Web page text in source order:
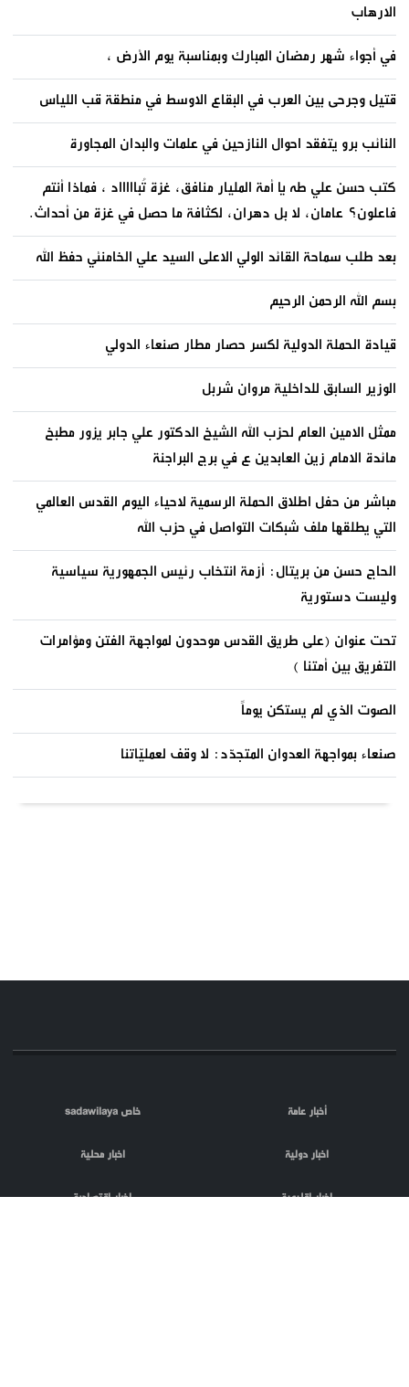
الارهاب
في أجواء شهر رمضان المبارك وبمناسبة يوم الأرض ،
قتيل وجرحى بين العرب في البقاع الاوسط في منطقة قب اللياس
النائب برو يتفقد احوال النازحين في علمات والبدان المجاورة
كتب حسن علي طه يا أمة المليار منافق، غزة تُباااااد ، فماذا أنتم
فاعلون؟ عامان، لا بل دهران، لكثافة ما حصل في غزة من أحداث.
بعد طلب سماحة القائد الولي الاعلى السيد علي الخامنئي حفظ الله
بسم الله الرحمن الرحيم
قيادة الحملة الدولية لكسر حصار مطار صنعاء الدولي
الوزير السابق للداخلية مروان شربل
ممثل الامين العام لحزب الله الشيخ الدكتور علي جابر يزور مطبخ
مائدة الامام زين العابدين ع في برج البراجنة
مباشر من حفل اطلاق الحملة الرسمية لاحياء اليوم القدس العالمي
التي يطلقها ملف شبكات التواصل في حزب الله
الحاج حسن من بريتال: أزمة انتخاب رئيس الجمهورية سياسية
وليست دستورية
تحت عنوان (على طريق القدس موحدون لمواجهة الفتن ومؤامرات
التفريق بين أمتنا )
الصوت الذي لم يستكن يوماً
صنعاء بمواجهة العدوان المتجدّد: لا وقف لعمليّاتنا
أخبار عامة خاص sadawilaya
اخبار دولية اخبار محلية
اخبار اقليمية اخبار اقتصادية